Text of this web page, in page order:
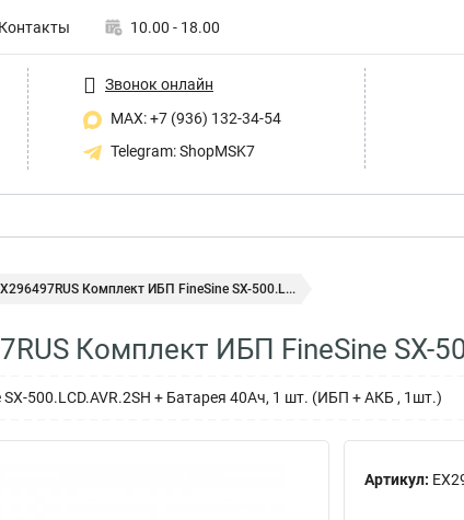
Контакты 10.00 - 18.00
Звонок онлайн
MAX: +7 (936) 132-34-54
Telegram: ShopMSK7
Комплект ИБП FineSine SX-500.L...
Комплект ИБП FineSine SX-
500.LCD.AVR.2SH + Батарея 40Aч, 1 шт. (ИБП + АКБ , 1шт.)
Артикул: